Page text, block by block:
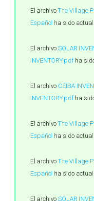
El archivo The Village
Español ha sido
El archivo SOLAR
INVENTORY.pdf ha
El archivo CEIBA
INVENTORY.pdf ha
El archivo The Village
Español ha sido
El archivo The Village
Español ha sido
El archivo SOLAR